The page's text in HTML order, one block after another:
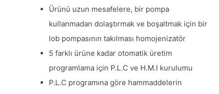
Ürünü uzun mesafelere, bir pompa
kullanmadan dolaştırmak ve boşaltmak için bir
lob pompasının takılması homojenizatör
5 farklı ürüne kadar otomatik üretim
programlama için P.L.C ve H.M.I kurulumu
P.L.C programına göre hammaddelerin